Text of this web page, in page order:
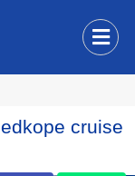
cruise